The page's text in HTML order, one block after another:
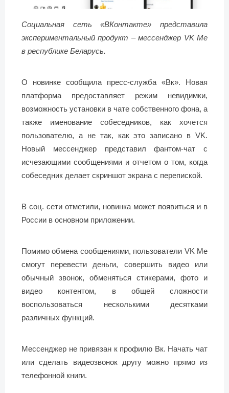
Социальная сеть «ВКонтакте» представила
экспериментальный продукт – мессенджер VK Me
в республике Беларусь.
О новинке сообщила пресс-служба «Вк». Новая
платформа предоставляет режим невидимки,
возможность установки в чате собственного фона, а
также именование собеседников, как хочется
пользователю, а не так, как это записано в VK.
Новый мессенджер представил фантом-чат с
исчезающими сообщениями и отчетом о том, когда
собеседник делает скриншот экрана с перепиской.
В соц. сети отметили, новинка может появиться и в
России в основном приложении.
Помимо обмена сообщениями, пользователи VK Me
смогут перевести деньги, совершить видео или
обычный звонок, обменяться стикерами, фото и
видео контентом, в общей сложности
воспользоваться несколькими десятками
различных функций.
Мессенджер не привязан к профилю Вк. Начать чат
или сделать видеозвонок другу можно прямо из
телефонной книги.